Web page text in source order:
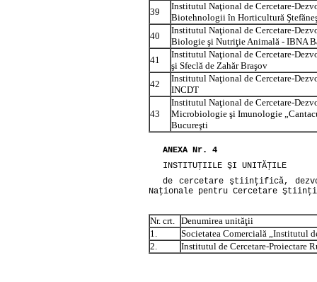
39
Institutul Naţional de Cercetare-
Biotehnologii în Horticultură
40
Institutul Naţional de Cercetare-
Biologie şi Nutriţie Animală - IBNA
41
Institutul Naţional de Cercetare-
şi Sfeclă de Zahăr Braşov
42
Institutul Naţional de Cercetare-
INCDT
43
Institutul Naţional de Cercetare-
Microbiologie şi Imunologie
Bucureşti
ANEXA Nr. 4
INSTITUŢIILE ŞI UNITĂŢILE
de cercetare ştiinţifică,
Naţionale pentru Cercetare
Nr. crt.
Denumirea unităţii
1.
Societatea Comercială „Institutul
2.
Institutul de Cercetare-Proiectare